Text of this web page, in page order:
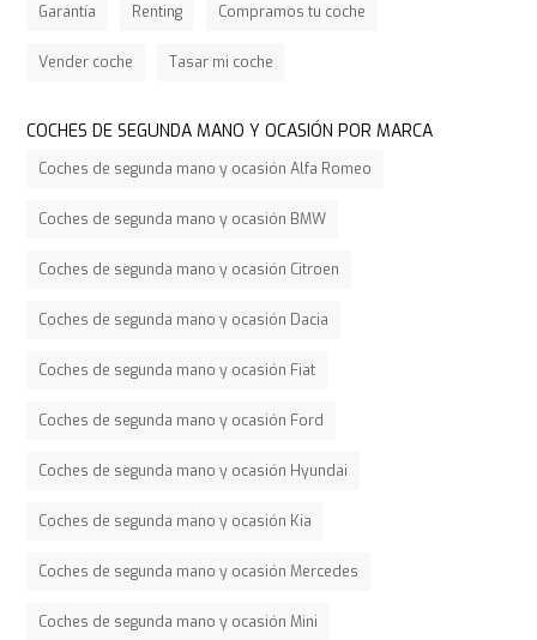
Garantía Renting Compramos tu coche
Vender coche Tasar mi coche
COCHES DE SEGUNDA MANO Y OCASIÓN POR MARCA
Coches de segunda mano y ocasión Alfa Romeo
Coches de segunda mano y ocasión BMW
Coches de segunda mano y ocasión Citroen
Coches de segunda mano y ocasión Dacia
Coches de segunda mano y ocasión Fiat
Coches de segunda mano y ocasión Ford
Coches de segunda mano y ocasión Hyundai
Coches de segunda mano y ocasión Kia
Coches de segunda mano y ocasión Mercedes
Coches de segunda mano y ocasión Mini